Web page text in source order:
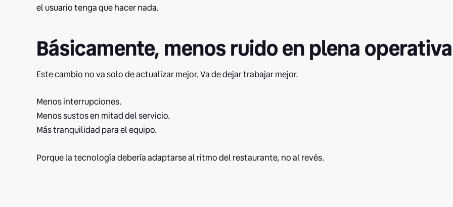
el usuario tenga que hacer nada.
Básicamente, menos ruido en plena operativa
Este cambio no va solo de actualizar mejor. Va de dejar trabajar mejor.
Menos interrupciones.
Menos sustos en mitad del servicio.
Más tranquilidad para el equipo.
Porque la tecnología debería adaptarse al ritmo del restaurante, no al revés.